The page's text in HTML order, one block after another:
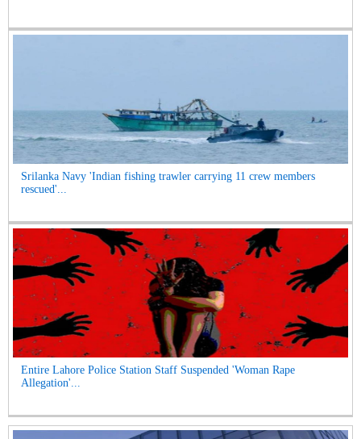
Srilanka Navy 'Indian fishing trawler carrying 11 crew members
rescued'...
Entire Lahore Police Station Staff Suspended 'Woman Rape
Allegation'...